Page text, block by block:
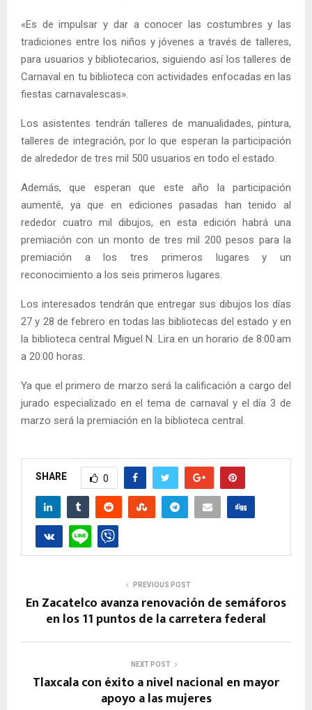
«Es de impulsar y dar a conocer las costumbres y las
tradiciones entre los niños y jóvenes a través de talleres,
para usuarios y bibliotecarios, siguiendo así los talleres de
Carnaval en tu biblioteca con actividades enfocadas en las
fiestas carnavalescas».
Los asistentes tendrán talleres de manualidades, pintura,
talleres de integración, por lo que esperan la participación
de alrededor de tres mil 500 usuarios en todo el estado.
Además, que esperan que este año la participación
aumenté, ya que en ediciones pasadas han tenido al
rededor cuatro mil dibujos, en esta edición habrá una
premiación con un monto de tres mil 200 pesos para la
premiación a los tres primeros lugares y un
reconocimiento a los seis primeros lugares.
Los interesados tendrán que entregar sus dibujos los días
27 y 28 de febrero en todas las bibliotecas del estado y en
la biblioteca central Miguel N. Lira en un horario de 8:00 am
a 20:00 horas.
Ya que el primero de marzo será la calificación a cargo del
jurado especializado en el tema de carnaval y el día 3 de
marzo será la premiación en la biblioteca central.
SHARE 0
PREVIOUS POST
En Zacatelco avanza renovación de semáforos
en los 11 puntos de la carretera federal
NEXT POST
Tlaxcala con éxito a nivel nacional en mayor
apoyo a las mujeres